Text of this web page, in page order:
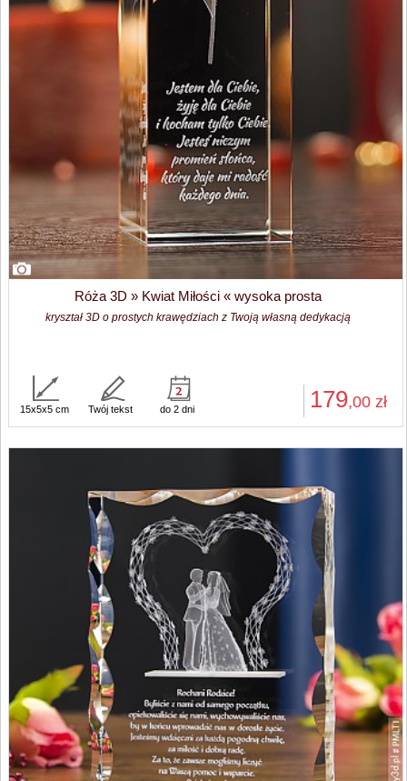
Róża 3D » Kwiat Miłości « wysoka prosta
kryształ 3D o prostych krawędziach z Twoją własną dedykacją
179,00 zł
15x5x5 cm Twój tekst do 2 dni